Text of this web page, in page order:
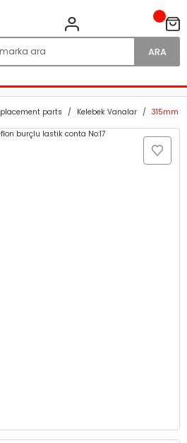
ARA
parts Kelebek Vanalar 315mm